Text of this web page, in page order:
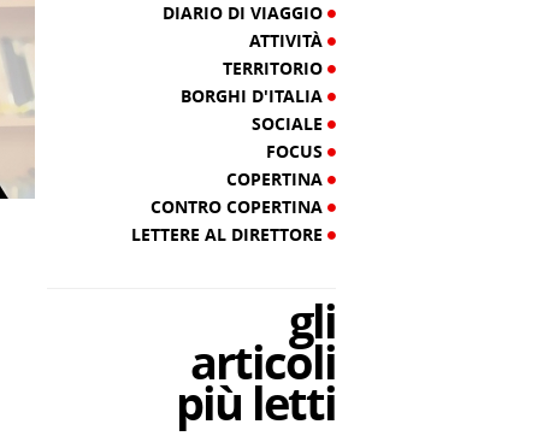
DIARIO DI VIAGGIO
ATTIVITÀ
TERRITORIO
BORGHI D'ITALIA
SOCIALE
FOCUS
COPERTINA
CONTRO COPERTINA
LETTERE AL DIRETTORE
gli
articoli
più letti